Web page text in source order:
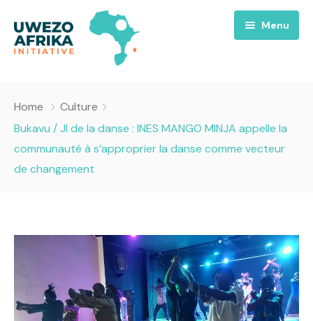
Menu
Nous
A propos
Projets
Success Story
Santé
Home
Culture
Bukavu / JI de la danse : INES MANGO MINJA appelle la
communauté à s’approprier la danse comme vecteur
de changement